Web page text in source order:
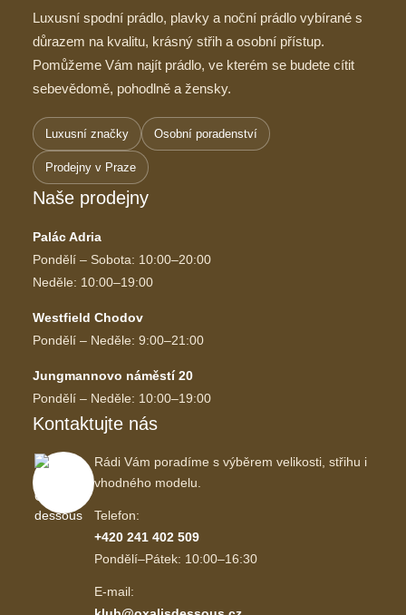
Luxusní spodní prádlo, plavky a noční prádlo vybírané s
důrazem na kvalitu, krásný střih a osobní přístup.
Pomůžeme Vám najít prádlo, ve kterém se budete cítit
sebevědomě, pohodlně a žensky.
Luxusní značky Osobní poradenství
Prodejny v Praze
Naše prodejny
Palác Adria
Pondělí – Sobota: 10:00–20:00
Neděle: 10:00–19:00
Westfield Chodov
Pondělí – Neděle: 9:00–21:00
Jungmannovo náměstí 20
Pondělí – Neděle: 10:00–19:00
Kontaktujte nás
Rádi Vám poradíme s výběrem velikosti, střihu i
vhodného modelu.
Telefon:
+420 241 402 509
Pondělí–Pátek: 10:00–16:30
E-mail: